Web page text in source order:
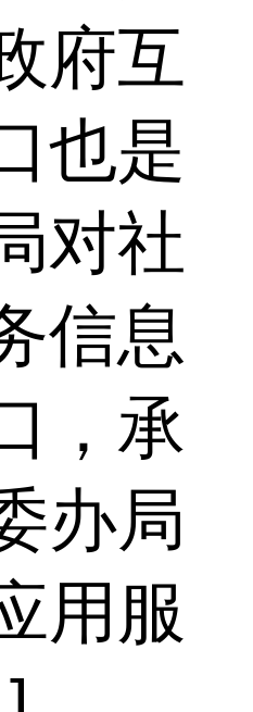
府互
也是
对社
信息
，承
办局
用服